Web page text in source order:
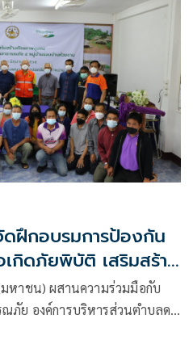
ฝึกอบรมการป้องกัน
เกิดภัยพิบัติ เสริมสร้าง
าบและชุมชนโดยรอบ
หาชน) ผสานความร่วมมือกับ
ภัย องค์การบริหารส่วนตำบลดง